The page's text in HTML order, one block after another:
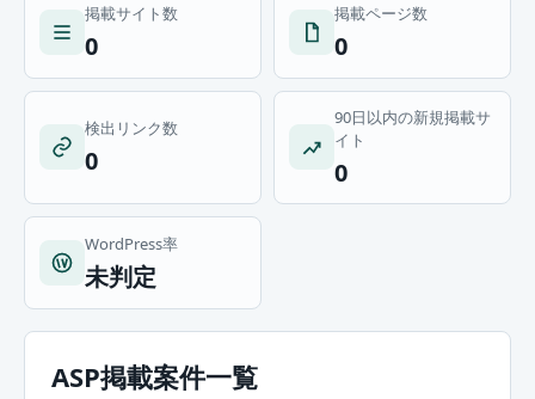
掲載サイト数
0
掲載ページ数
0
検出リンク数
0
90日以内の新規掲載サ
イト
0
WordPress率
未判定
ASP掲載案件一覧